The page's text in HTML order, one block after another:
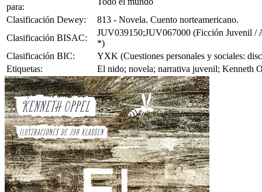
para:
Clasificación Dewey:
813 - Novela. Cuento norteamericano.
Clasificación BISAC:
JUV039150;JUV067000 (Ficción Juvenil /
*)
Clasificación BIC:
YXK (Cuestiones personales y sociales:
Etiquetas:
El nido; novela; narrativa juvenil; Kenneth